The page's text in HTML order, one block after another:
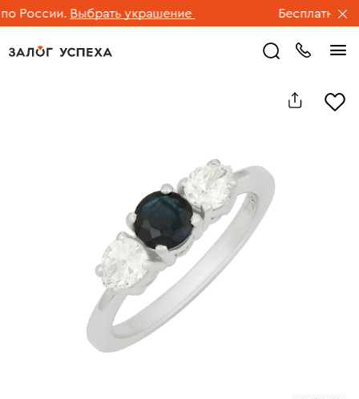
России. Выбрать украшение Бесплатная